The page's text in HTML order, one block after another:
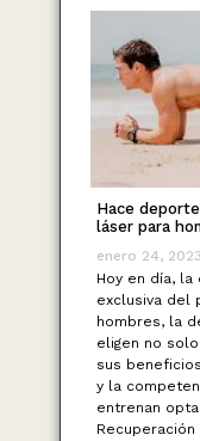
Hace
láser para
enero 24, 2023
Hoy en día,
exclusiva del
hombres, la
eligen no
sus
y la
entrenan